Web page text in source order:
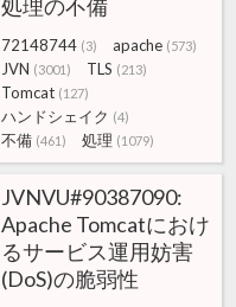
処理の不備
72148744 (3) apache (573)
JVN (3001) TLS (213)
Tomcat (127)
ハンドシェイク (4)
不備 (461) 処理 (1079)
JVNVU#90387090:
Apache Tomcatにおけ
るサービス運用妨害
(DoS)の脆弱性